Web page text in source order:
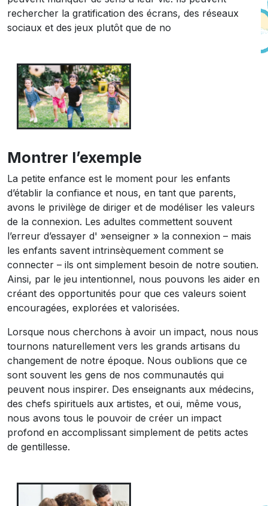
rechercher la gratification des écrans, des réseaux
sociaux et des jeux plutôt que de no
Montrer l’exemple
La petite enfance est le moment pour les enfants
d’établir la confiance et nous, en tant que parents,
avons le privilège de diriger et de modéliser les valeurs
de la connexion. Les adultes commettent souvent
l’erreur d’essayer d' »enseigner » la connexion – mais
les enfants savent intrinsèquement comment se
connecter – ils ont simplement besoin de notre soutien.
Ainsi, par le jeu intentionnel, nous pouvons les aider en
créant des opportunités pour que ces valeurs soient
encouragées, explorées et valorisées.
Lorsque nous cherchons à avoir un impact, nous nous
tournons naturellement vers les grands artisans du
changement de notre époque. Nous oublions que ce
sont souvent les gens de nos communautés qui
peuvent nous inspirer. Des enseignants aux médecins,
des chefs spirituels aux artistes, et oui, même vous,
nous avons tous le pouvoir de créer un impact
profond en accomplissant simplement de petits actes
de gentillesse.